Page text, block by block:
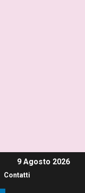
9 Agosto 2026
Contatti